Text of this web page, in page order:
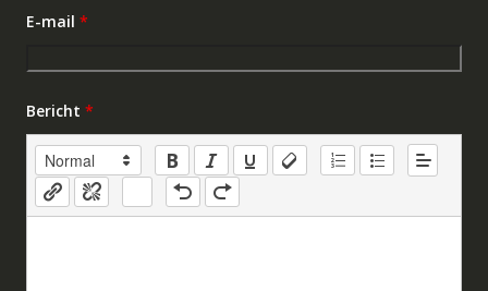
E-mail *
Bericht *